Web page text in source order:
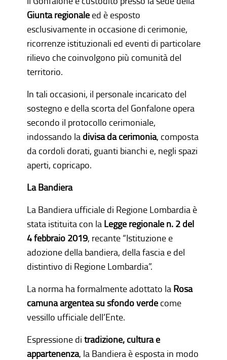
Giunta regionaleed è esposto
esclusivamente in occasione di cerimonie,
ricorrenze istituzionali ed eventi di particolare
rilievo che coinvolgono più comunità del
territorio.
In tali occasioni, il personale incaricato del
sostegno e della scorta del Gonfalone opera
secondo il protocollo cerimoniale,
indossando ladivisa da cerimonia, composta
da cordoli dorati, guanti bianchi e, negli spazi
aperti, copricapo.
La Bandiera
La Bandiera ufficiale di Regione Lombardia è
stata istituita con la Legge regionale n. 2 del
4 febbraio 2019, recante “Istituzione e
adozione della bandiera, della fascia e del
distintivo di Regione Lombardia”.
La norma ha formalmente adottato la Rosa
camuna argentea su sfondo verdecome
vessillo ufficiale dell’Ente.
Espressione di tradizione, cultura e
appartenenza, la Bandiera è esposta in modo